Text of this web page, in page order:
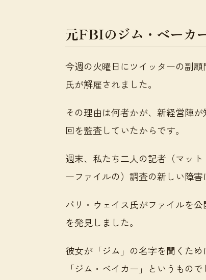
元FBIのジム・ベーカ
今週の火曜日にツイッターの副
氏が解雇されました。
その理由は何者かが、新経営陣
回を監査していたからです。
週末、私たち二人の記者（マッ
ーファイルの）調査の新しい障害
バリ・ウェイス氏がファイルを
を発見しました。
彼女が「ジム」の名字を聞くた
「ジム・ベイカー」というもので